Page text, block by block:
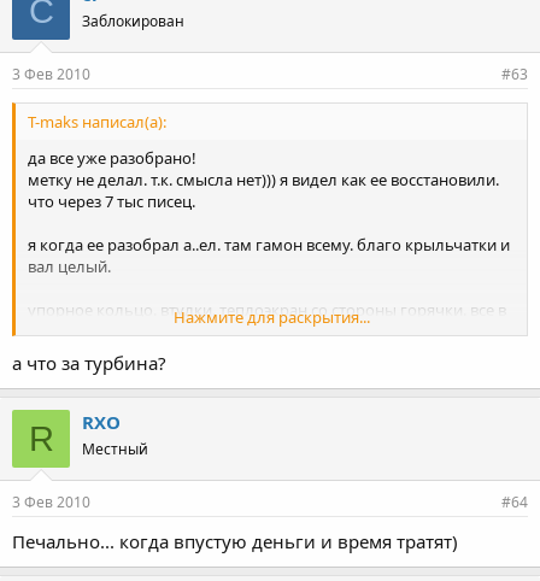
C Заблокирован
3 Фев 2010 #63
T-maks написал(а):
да все уже разобрано!
метку не делал. т.к. смысла нет))) я видел как ее восстановили.
что через 7 тыс писец.
я когда ее разобрал а..ел. там гамон всему. благо крыльчатки и
вал целый.
упорное кольцо. втулки. теплоэкран со стороны горячки. все в
мусорку.
все будет переделано.
упорное кольцо из более твердой стали будет.
теплоэкран из нержи.
втулок не будет. будет одна цельная втулка с отверстиями под
подачу масла.
Нажмите для раскрытия...
а что за турбина?
R RXO
Местный
3 Фев 2010 #64
Печально... когда впустую деньги и время тратят)